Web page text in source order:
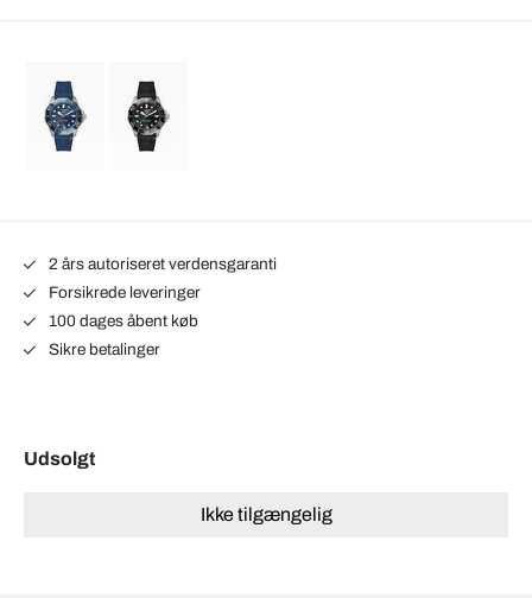
2 års autoriseret verdensgaranti
Forsikrede leveringer
100 dages åbent køb
Sikre betalinger
Udsolgt
Ikke tilgængelig